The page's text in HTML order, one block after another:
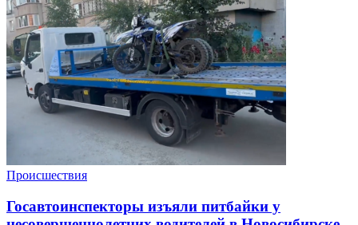
Происшествия
Госавтоинспекторы изъяли питбайки у